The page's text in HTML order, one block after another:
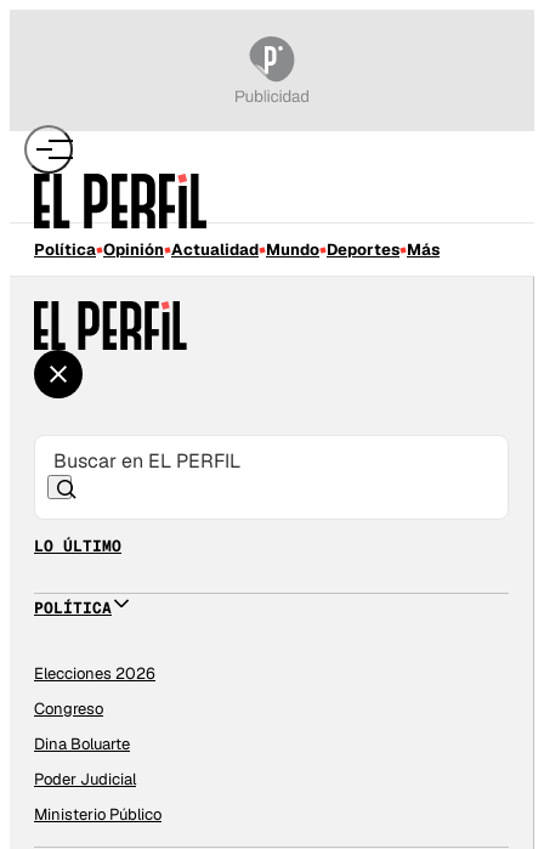
Política Opinión Actualidad Mundo Deportes Más
LO ÚLTIMO
POLÍTICA
Elecciones 2026
Congreso
Dina Boluarte
Poder Judicial
Ministerio Público